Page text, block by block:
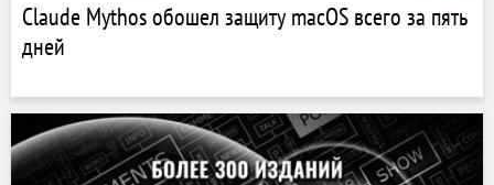
Claude Mythos обошел защиту macOS всего за пять
дней